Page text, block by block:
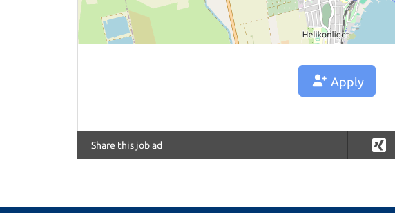
Apply
Share this job ad